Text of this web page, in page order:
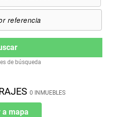
de búsqueda
0 INMUEBLES
a mapa